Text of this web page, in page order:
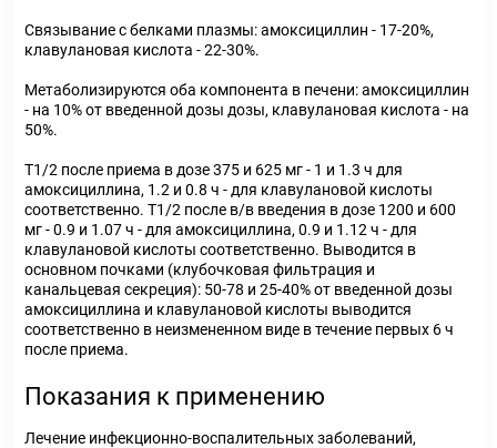
Связывание с белками плазмы: амоксициллин - 17-20%,
клавулановая кислота - 22-30%.
Метаболизируются оба компонента в печени: амоксициллин
- на 10% от введенной дозы дозы, клавулановая кислота - на
50%.
T1/2 после приема в дозе 375 и 625 мг - 1 и 1.3 ч для
амоксициллина, 1.2 и 0.8 ч - для клавулановой кислоты
соответственно. T1/2 после в/в введения в дозе 1200 и 600
мг - 0.9 и 1.07 ч - для амоксициллина, 0.9 и 1.12 ч - для
клавулановой кислоты соответственно. Выводится в
основном почками (клубочковая фильтрация и
канальцевая секреция): 50-78 и 25-40% от введенной дозы
амоксициллина и клавулановой кислоты выводится
соответственно в неизмененном виде в течение первых 6 ч
после приема.
Показания к применению
Лечение инфекционно-воспалительных заболеваний,